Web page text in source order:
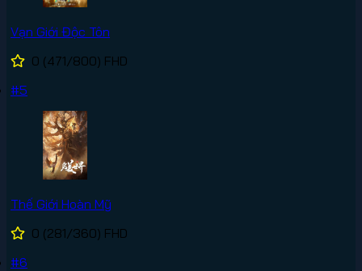
Vạn Giới Độc Tôn
0 (471/800) FHD
#5
Thế Giới Hoàn Mỹ
0 (281/360) FHD
#6